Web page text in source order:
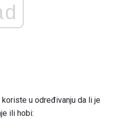
koriste u određivanju da li je
ili hobi: